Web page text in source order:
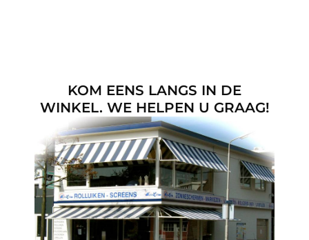
KOM EENS LANGS IN DE
WINKEL. WE HELPEN U GRAAG!